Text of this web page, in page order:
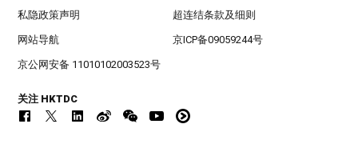
私隐政策声明 超连结条款及细则
网站导航 京ICP备09059244号
京公网安备 11010102003523号
关注 HKTDC